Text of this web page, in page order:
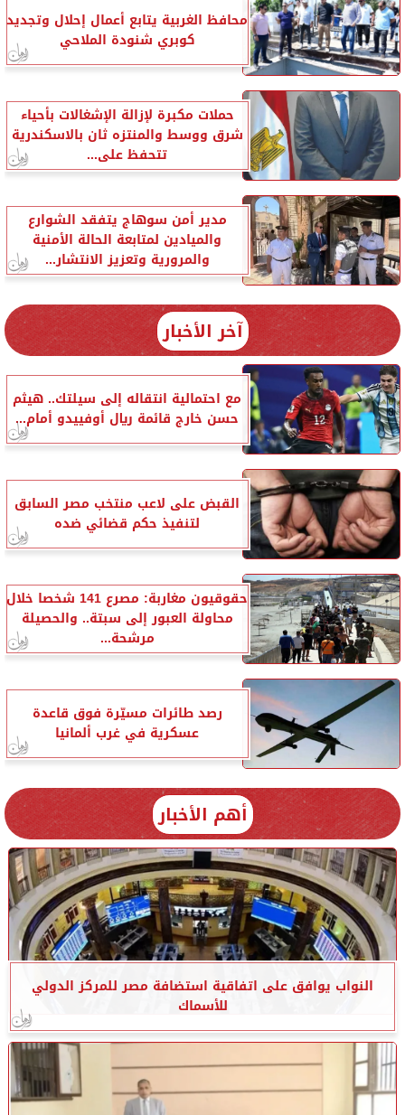
محافظ الغربية يتابع أعمال إحلال وتجديد
كوبري شنودة الملاحي
حملات مكبرة لإزالة الإشغالات بأحياء
شرق ووسط والمنتزه ثان بالاسكندرية
تتحفظ على...
مدير أمن سوهاج يتفقد الشوارع
والميادين لمتابعة الحالة الأمنية
والمرورية وتعزيز الانتشار...
آخر الأخبار
مع احتمالية انتقاله إلى سيلتك.. هيثم
حسن خارج قائمة ريال أوفييدو أمام...
القبض على لاعب منتخب مصر السابق
لتنفيذ حكم قضائي ضده
حقوقيون مغاربة: مصرع 141 شخصا خلال
محاولة العبور إلى سبتة.. والحصيلة
مرشحة...
رصد طائرات مسيّرة فوق قاعدة
عسكرية في غرب ألمانيا
أهم الأخبار
النواب يوافق على اتفاقية استضافة مصر للمركز الدولي
للأسماك